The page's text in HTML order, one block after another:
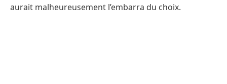
aurait malheureusement l’embarra du choix.